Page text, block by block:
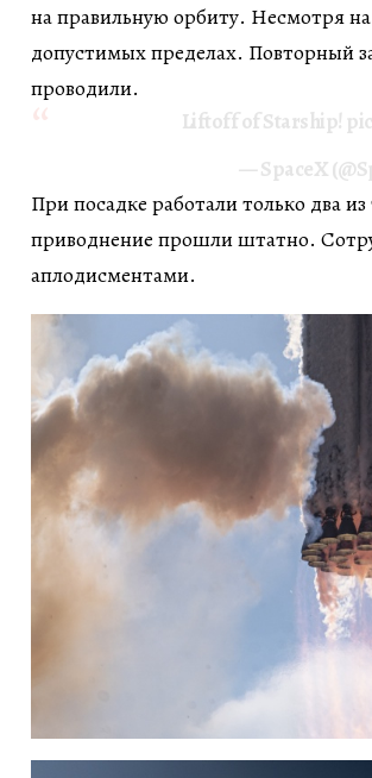
на правильную орбиту. Несмотря на
допустимых пределах. Повторный
проводили.
Liftoff of Starship!
— SpaceX
При посадке работали только два
приводнение прошли штатно.
аплодисментами.